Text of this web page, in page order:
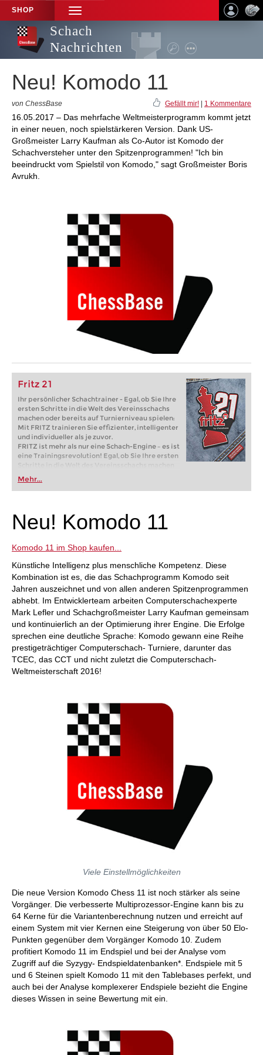
SHOP
TOGGLE
NAVIGATION
Schach
Nachrichten
Neu! Komodo 11
von ChessBase Gefällt mir! 1 Kommentare
16.05.2017 – Das mehrfache Weltmeisterprogramm kommt jetzt
in einer neuen, noch spielstärkeren Version. Dank US-
Großmeister Larry Kaufman als Co-Autor ist Komodo der
Schachversteher unter den Spitzenprogrammen! "Ich bin
beeindruckt vom Spielstil von Komodo," sagt Großmeister Boris
Avrukh.
Fritz 21
Ihr persönlicher Schachtrainer - Egal, ob Sie Ihre
ersten Schritte in die Welt des Vereinsschachs
machen oder bereits auf Turnierniveau spielen:
Mit FRITZ trainieren Sie effizienter, intelligenter
und individueller als je zuvor.
FRITZ ist mehr als nur eine Schach-Engine – es ist
eine Trainingsrevolution! Egal, ob Sie Ihre ersten
Schritte in die Welt des Vereinsschachs machen
oder bereits auf Turnierniveau spielen: Mit
FRITZ trainieren Sie effizienter, intelligenter und
individueller als je zuvor.
Mehr...
Neu! Komodo 11
Komodo 11 im Shop kaufen...
Künstliche Intelligenz plus menschliche Kompetenz. Diese
Kombination ist es, die das Schachprogramm Komodo seit
Jahren auszeichnet und von allen anderen Spitzenprogrammen
abhebt. Im Entwicklerteam arbeiten Computerschachexperte
Mark Lefler und Schachgroßmeister Larry Kaufman gemeinsam
und kontinuierlich an der Optimierung ihrer Engine. Die Erfolge
sprechen eine deutliche Sprache: Komodo gewann eine Reihe
prestigeträchtiger Computerschach- Turniere, darunter das
TCEC, das CCT und nicht zuletzt die Computerschach-
Weltmeisterschaft 2016!
Viele Einstellmöglichkeiten
Die neue Version Komodo Chess 11 ist noch stärker als seine
Vorgänger. Die verbesserte Multiprozessor-Engine kann bis zu
64 Kerne für die Variantenberechnung nutzen und erreicht auf
einem System mit vier Kernen eine Steigerung von über 50 Elo-
Punkten gegenüber dem Vorgänger Komodo 10. Zudem
profitiert Komodo 11 im Endspiel und bei der Analyse vom
Zugriff auf die Syzygy- Endspieldatenbanken*. Endspiele mit 5
und 6 Steinen spielt Komodo 11 mit den Tablebases perfekt, und
auch bei der Analyse komplexerer Endspiele bezieht die Engine
dieses Wissen in seine Bewertung mit ein.